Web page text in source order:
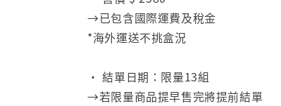
→已包含國際運費及稅金
*海外運送不挑盒況
• 結單日期：限量13組
→若限量商品提早售完將提前結單